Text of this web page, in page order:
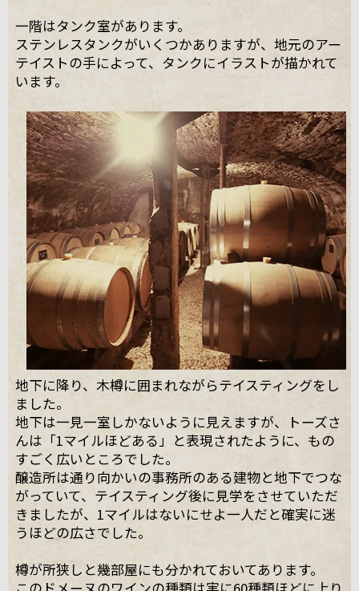
一階はタンク室があります。
ステンレスタンクがいくつかありますが、地元のアー
テイストの手によって、タンクにイラストが描かれて
います。
地下に降り、木樽に囲まれながらテイスティングをし
ました。
地下は一見一室しかないように見えますが、トーズさ
んは「1マイルほどある」と表現されたように、もの
すごく広いところでした。
醸造所は通り向かいの事務所のある建物と地下でつな
がっていて、テイスティング後に見学をさせていただ
きましたが、1マイルはないにせよ一人だと確実に迷
うほどの広さでした。
樽が所狭しと幾部屋にも分かれておいてあります。